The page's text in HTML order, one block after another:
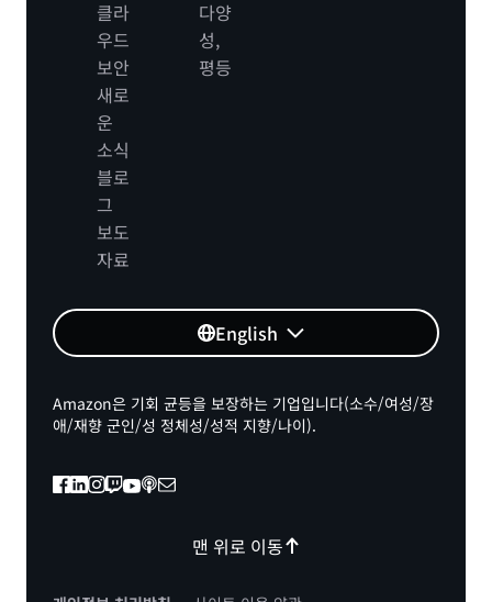
클라
우드
보안
새로
운
소식
블로
그
보도
자료
다양
성,
평등
English
맨 위로 이동
Amazon은 기회 균등을 보장하는 기업입니다(소수/여성/장
애/재향 군인/성 정체성/성적 지향/나이).